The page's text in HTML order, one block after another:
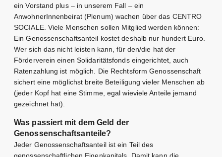
ein Vorstand plus – in unserem Fall – ein
AnwohnerInnenbeirat (Plenum) wachen über das CENTRO
SOCIALE. Viele Menschen sollen Mitglied werden können:
Ein Genossenschaftsanteil kostet deshalb nur hundert Euro.
Wer sich das nicht leisten kann, für den/die hat der
Förderverein einen Solidaritätsfonds eingerichtet, auch
Ratenzahlung ist möglich. Die Rechtsform Genossenschaft
sichert eine möglichst breite Beteiligung vieler Menschen ab
(jeder Kopf hat eine Stimme, egal wieviele Anteile jemand
gezeichnet hat).
Was passiert mit dem Geld der
Genossenschaftsanteile?
Jeder Genossenschaftsanteil ist ein Teil des